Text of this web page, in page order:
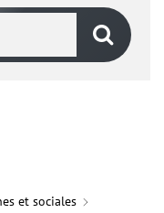
et sociales